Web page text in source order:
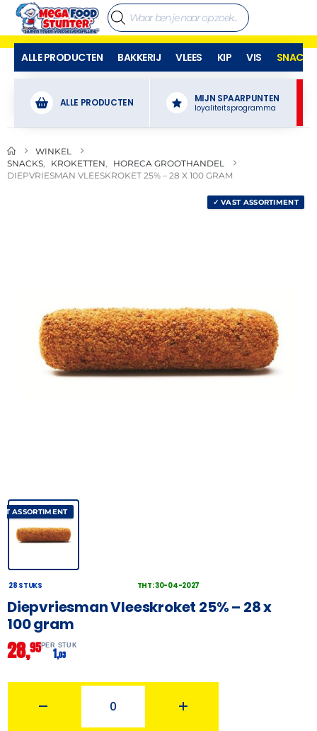
ALLE PRODUCTEN BAKKERIJ VLEES KIP VIS SNACKS
ALLE PRODUCTEN MIJN SPAARPUNTEN
loyaliteitsprogramma
WINKEL
SNACKS
KROKETTEN
HORECA GROOTHANDEL
DIEPVRIESMAN VLEESKROKET 25% – 28 X 100 GRAM
✓ VAST ASSORTIMENT
ASSORTIMENT
28 STUKS THT: 30-04-2027
Diepvriesman Vleeskroket 25% – 28 x
100 gram
28,95PER STUK
1,03